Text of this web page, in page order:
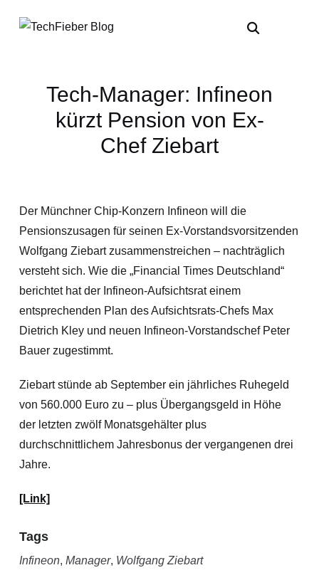
Tech-Manager: Infineon
kürzt Pension von Ex-
Chef Ziebart
Der Münchner Chip-Konzern Infineon will die
Pensionszusagen für seinen Ex-Vorstandsvorsitzenden
Wolfgang Ziebart zusammenstreichen – nachträglich
versteht sich. Wie die „Financial Times Deutschland“
berichtet hat der Infineon-Aufsichtsrat einem
entsprechenden Plan des Aufsichtsrats-Chefs Max
Dietrich Kley und neuen Infineon-Vorstandschef Peter
Bauer zugestimmt.
Ziebart stünde ab September ein jährliches Ruhegeld
von 560.000 Euro zu – plus Übergangsgeld in Höhe
der letzten zwölf Monatsgehälter plus
durchschnittlichem Jahresbonus der vergangenen drei
Jahre.
[Link]
Tags
Infineon, Manager, Wolfgang Ziebart